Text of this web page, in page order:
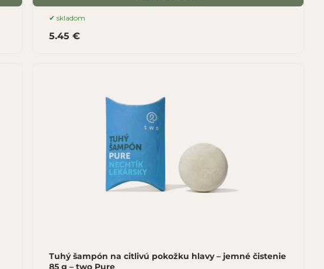
skladom
5.45 €
Tuhý šampón na citlivú pokožku hlavy – jemné čistenie
85 g – two Pure